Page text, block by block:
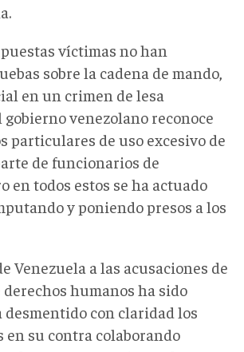
víctimas no han
sobre la cadena de mando,
en un crimen de lesa
venezolano reconoce
particulares de uso excesivo de
de funcionarios de
en todos estos se ha actuado
y poniendo presos a los
Venezuela a las acusaciones de
humanos ha sido
desmentido con claridad los
en su contra colaborando